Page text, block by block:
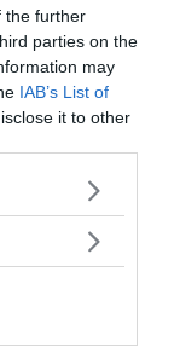
the further
parties on the
may
IAB’s List of
it to other
more Google
may click to
below Google